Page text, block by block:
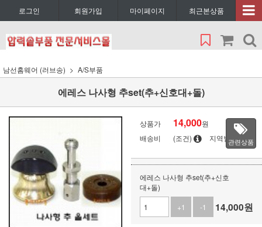
로그인 회원가입 마이페이지 최근본상품
남선홈웨어 (러브송) A/S부품
에레스 나사형 추set(추+신호대+돌)
상품가 14,000원
배송비
(조건) 지역별관련상품
에레스 나사형 추set(추+신호
대+돌)
+1
-1 14,000원